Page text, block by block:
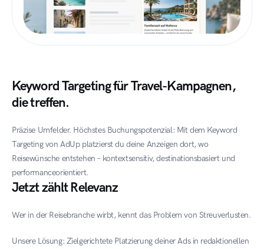
Keyword Targeting für Travel-Kampagnen,
die treffen.
Präzise Umfelder. Höchstes Buchungspotenzial: Mit dem Keyword
Targeting von AdUp platzierst du deine Anzeigen dort, wo
Reisewünsche entstehen – kontextsensitiv, destinationsbasiert und
performanceorientiert.
Jetzt zählt Relevanz
Wer in der Reisebranche wirbt, kennt das Problem von Streuverlusten.
Unsere Lösung: Zielgerichtete Platzierung deiner Ads in redaktionellen